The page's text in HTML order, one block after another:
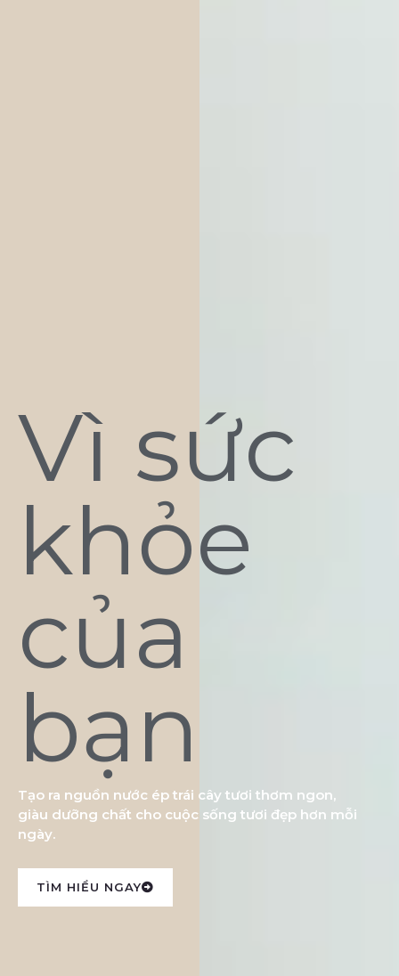
Vì sức
khỏe
của
bạn
Tạo ra nguồn nước ép trái cây tươi thơm ngon,
giàu dưỡng chất cho cuộc sống tươi đẹp hơn mỗi
ngày.
TÌM HIỂU NGAY